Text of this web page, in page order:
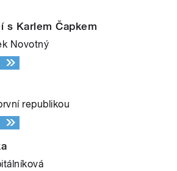
s Karlem Čapkem
Novotný
republikou